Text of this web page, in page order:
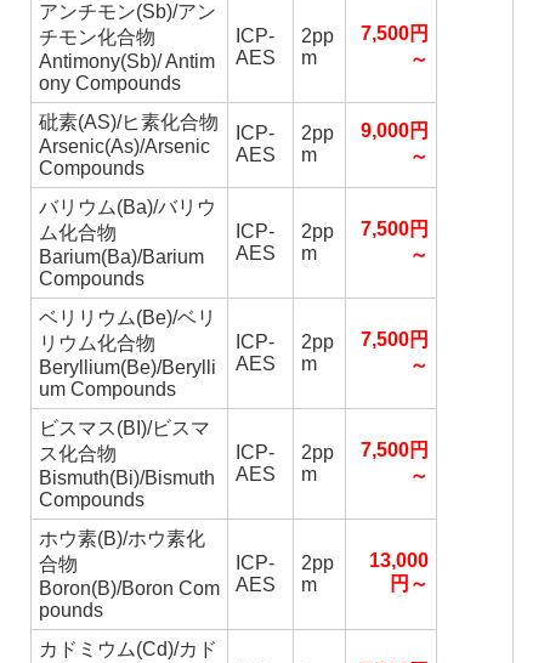
アンチモン(Sb)/アン
チモン化合物
Antimony(Sb)/ Antim
ony Compounds
ICP-
AES
2pp
m
7,500円
～
砒素(AS)/ヒ素化合物
Arsenic(As)/Arsenic
Compounds
ICP-
AES
2pp
m
9,000円
～
バリウム(Ba)/バリウ
ム化合物
Barium(Ba)/Barium
Compounds
ICP-
AES
2pp
m
7,500円
～
ベリリウム(Be)/ベリ
リウム化合物
Beryllium(Be)/Berylli
um Compounds
ICP-
AES
2pp
m
7,500円
～
ビスマス(BI)/ビスマ
ス化合物
Bismuth(Bi)/Bismuth
Compounds
ICP-
AES
2pp
m
7,500円
～
ホウ素(B)/ホウ素化
合物
Boron(B)/Boron Com
pounds
ICP-
AES
2pp
m
13,000
円～
カドミウム(Cd)/カド